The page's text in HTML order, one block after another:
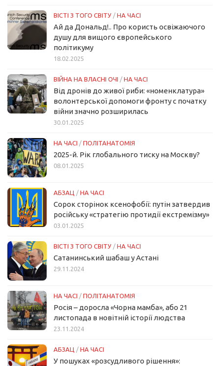
ВІСТІ З ТОГО СВІТУ / НА ЧАСІ
Ай да Дональд!.. Про користь освіжаючого
душу для вищого європейського
політикуму
18.02.2025
ВІЙНА НА ВЛАСНІ ОЧІ / НА ЧАСІ
Від дронів до живої риби: «номенклатура»
волонтерської допомоги фронту с початку
війни значно розширилась
30.01.2025
НА ЧАСІ / ПОЛІТАНАТОМІЯ
2025-й. Рік глобального тиску на Москву?
08.01.2025
АБЗАЦ / НА ЧАСІ
Сорок сторінок ксенофобії: путін затвердив
російську «стратегію протидії екстремізму»
03.01.2025
ВІСТІ З ТОГО СВІТУ / НА ЧАСІ
Сатанинський шабаш у Астані
29.11.2024
НА ЧАСІ / ПОЛІТАНАТОМІЯ
Росія – доросла «Чорна мамба», або 21
листопада в новітній історії людства
23.11.2024
АБЗАЦ / НА ЧАСІ
У пошуках «розсудливого рішення»: